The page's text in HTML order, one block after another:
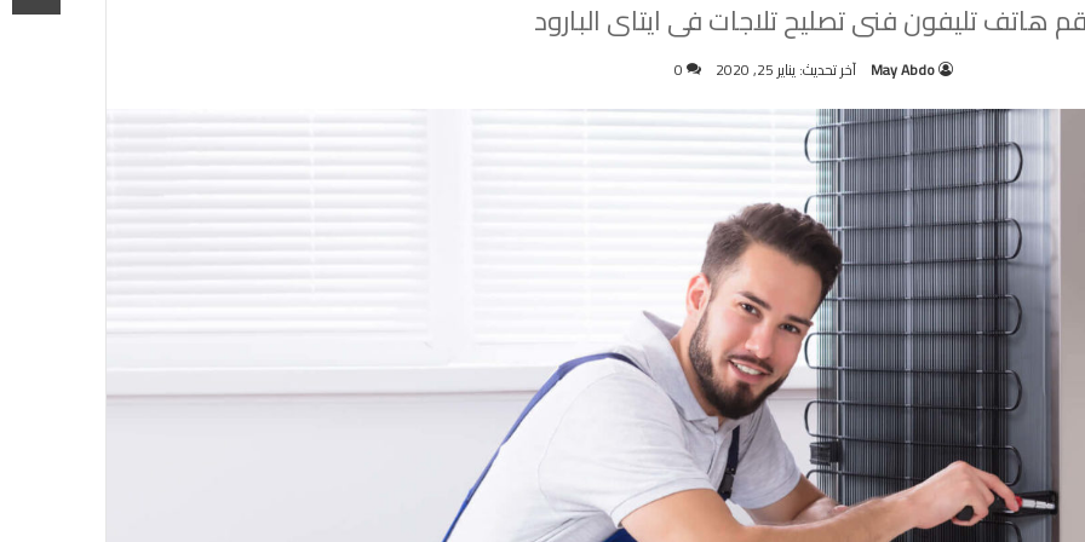
هاتف تليفون فنى تصليح تلاجات فى ايتاى البارود
May Abdo آخر تحديث: يناير 25, 2020 0